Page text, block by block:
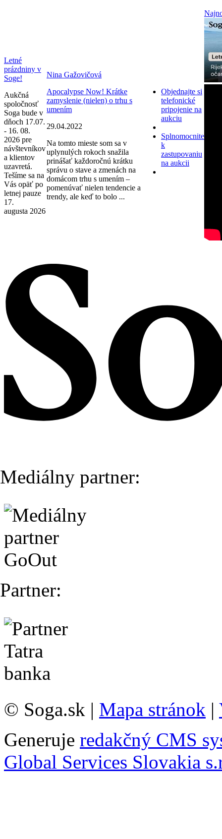
Letné
prázdniny v
Soge!
Aukčná
spoločnosť
Soga bude v
dňoch 17.07.
- 16. 08.
2026 pre
návštevníkov
a klientov
uzavretá.
Tešíme sa na
Vás opäť po
letnej pauze
17.
augusta 2026
Nina Gažovičová
Apocalypse Now! Krátke
zamyslenie (nielen) o trhu s
umením
29.04.2022
Na tomto mieste som sa v
uplynulých rokoch snažila
prinášať každoročnú krátku
správu o stave a zmenách na
domácom trhu s umením –
pomenúvať nielen tendencie a
trendy, ale keď to bolo ...
Objednajte si
telefonické
pripojenie na
aukciu
Splnomocnite
k
zastupovaniu
na aukcii
Mediálny partner:
Partner:
© Soga.sk | Mapa stránok |
Generuje redakčný CMS
Global Services Slovakia